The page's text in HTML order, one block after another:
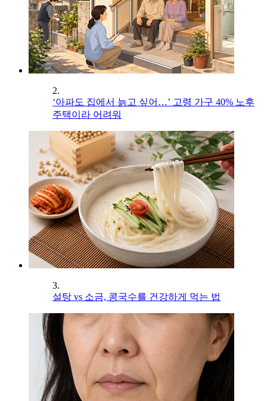
2.
‘아파도 집에서 늙고 싶어…’ 고령 가구 40% 노후
주택이라 어려워
3.
설탕 vs 소금, 콩국수를 건강하게 먹는 법